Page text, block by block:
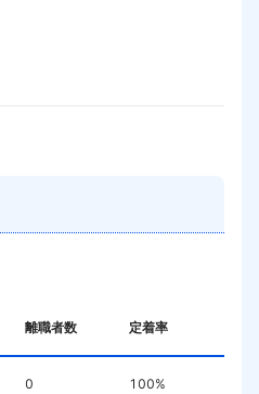
離職者数 定着率
0 100%